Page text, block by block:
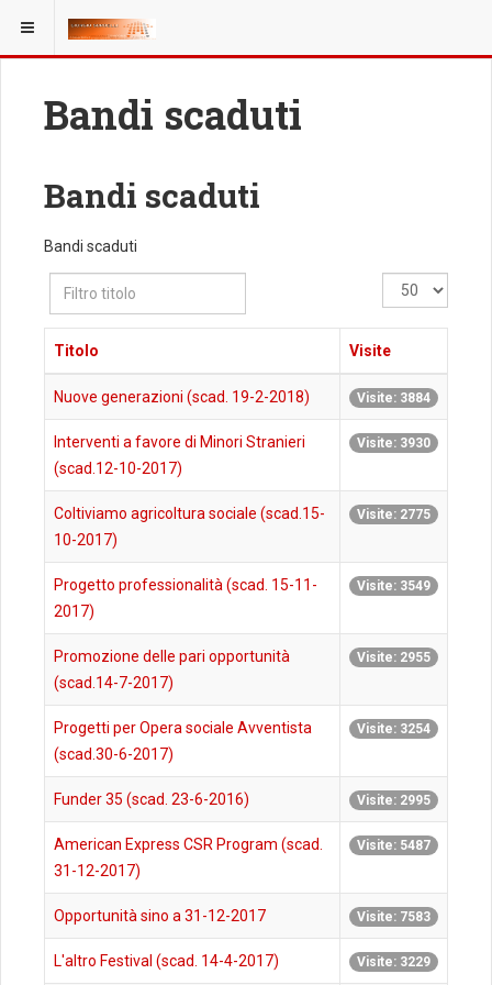
Bandi scaduti
Bandi scaduti
Bandi scaduti
Filtro
titolo
Visualizza
n.
Titolo Visite
Nuove generazioni (scad. 19-2-2018) Visite: 3884
Interventi a favore di Minori Stranieri
(scad.12-10-2017)
Visite: 3930
Coltiviamo agricoltura sociale (scad.15-
10-2017)
Visite: 2775
Progetto professionalità (scad. 15-11-
2017)
Visite: 3549
Promozione delle pari opportunità
(scad.14-7-2017)
Visite: 2955
Progetti per Opera sociale Avventista
(scad.30-6-2017)
Visite: 3254
Funder 35 (scad. 23-6-2016) Visite: 2995
American Express CSR Program (scad.
31-12-2017)
Visite: 5487
Opportunità sino a 31-12-2017 Visite: 7583
L'altro Festival (scad. 14-4-2017) Visite: 3229